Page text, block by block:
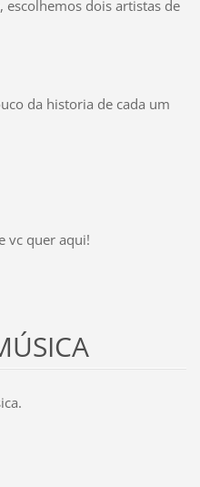
escolhemos dois artistas de
da historia de cada um
vc quer aqui!